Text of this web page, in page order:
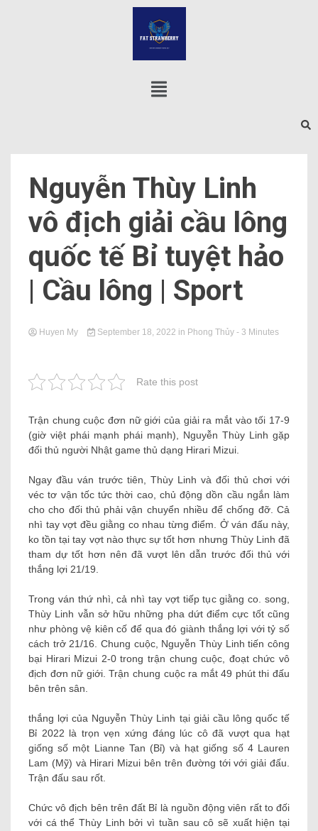
Nguyễn Thùy Linh
vô địch giải cầu lông
quốc tế Bỉ tuyệt hảo
| Cầu lông | Sport
Huyen My September 18, 2022 in Phong Thủy - 3 Minutes
Rate this post
Trận chung cuộc đơn nữ giới của giải ra mắt vào tối 17-9
(giờ việt phái mạnh phái mạnh), Nguyễn Thùy Linh gặp
đối thủ người Nhật game thủ dạng Hirari Mizui.
Ngay đầu ván trước tiên, Thùy Linh và đối thủ chơi với
véc tơ vận tốc tức thời cao, chủ động dồn cầu ngắn làm
cho cho đối thủ phải vận chuyển nhiều để chống đỡ. Cả
nhì tay vợt đều giằng co nhau từng điểm. Ở ván đấu này,
ko tồn tại tay vợt nào thực sự tốt hơn nhưng Thùy Linh đã
tham dự tốt hơn nên đã vượt lên dẫn trước đối thủ với
thắng lợi 21/19.
Trong ván thứ nhì, cả nhì tay vợt tiếp tục giằng co. song,
Thùy Linh vẫn sở hữu những pha dứt điểm cực tốt cũng
như phòng vệ kiên cố để qua đó giành thắng lợi với tỷ số
cách trở 21/16. Chung cuộc, Nguyễn Thùy Linh tiến công
bại Hirari Mizui 2-0 trong trận chung cuộc, đoạt chức vô
địch đơn nữ giới. Trận chung cuộc ra mắt 49 phút thi đấu
bên trên sân.
thắng lợi của Nguyễn Thùy Linh tại giải cầu lông quốc tế
Bỉ 2022 là trọn vẹn xứng đáng lúc cô đã vượt qua hạt
giống số một Lianne Tan (Bỉ) và hạt giống số 4 Lauren
Lam (Mỹ) và Hirari Mizui bên trên đường tới với giải đấu.
Trận đấu sau rốt.
Chức vô địch bên trên đất Bỉ là nguồn động viên rất to đối
với cá thể Thùy Linh bởi vì tuần sau cô sẽ xuất hiện tại